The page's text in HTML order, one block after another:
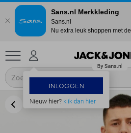
INLOGGEN
Nieuw hier? klik dan hier
Sans.nl Merkkleding
Sans.nl
Nu extra leuk shoppen met de